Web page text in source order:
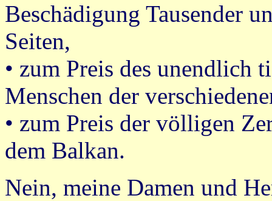
Beschädigung Tausender
Seiten,
• zum Preis des unendlich
Menschen der
• zum Preis der völligen
dem Balkan.
Nein, meine Damen und